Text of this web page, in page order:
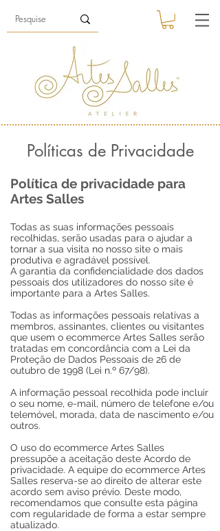
Política de privacidade para
Artes Salles
Todas as suas informações pessoais
recolhidas, serão usadas para o ajudar a
tornar a sua visita no nosso site o mais
produtiva e agradável possível.
A garantia da confidencialidade dos dados
pessoais dos utilizadores do nosso site é
importante para a Artes Salles.
Todas as informações pessoais relativas a
membros, assinantes, clientes ou visitantes
que usem o ecommerce Artes Salles serão
tratadas em concordância com a Lei da
Proteção de Dados Pessoais de 26 de
outubro de 1998 (Lei n.º 67/98).
A informação pessoal recolhida pode incluir
o seu nome, e-mail, número de telefone e/ou
telemóvel, morada, data de nascimento e/ou
outros.
O uso do ecommerce Artes Salles
pressupõe a aceitação deste Acordo de
privacidade. A equipe do ecommerce Artes
Salles reserva-se ao direito de alterar este
acordo sem aviso prévio. Deste modo,
recomendamos que consulte esta página
com regularidade de forma a estar sempre
atualizado.
Políticas de Privacidade